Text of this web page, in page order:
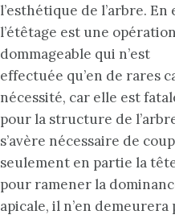
l’esthétique de l’arbre. En
l’étêtage est une opération
dommageable qui n’est
effectuée qu’en de rares
nécessité, car elle est
pour la structure de
s’avère nécessaire de
seulement en partie la
pour ramener la
apicale, il n’en demeurera